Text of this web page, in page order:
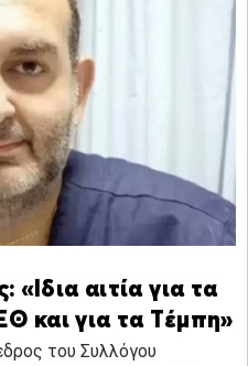
αιτία για τα
και για τα Τέμπη»
του Συλλόγου